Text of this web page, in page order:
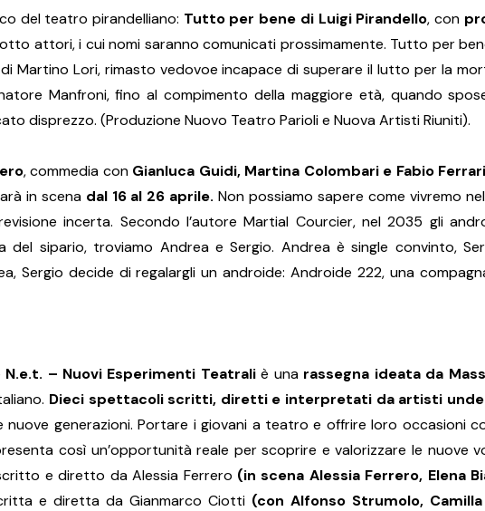
del teatro pirandelliano: Tutto per bene di Luigi Pirandello, con
attori, i cui nomi saranno comunicati prossimamente. Tutto per
Martino Lori, rimasto vedovoe incapace di superare il lutto per la
Manfroni, fino al compimento della maggiore età, quando
disprezzo. (Produzione Nuovo Teatro Parioli e Nuova Artisti Riuniti).
, commedia con Gianluca Guidi, Martina Colombari e Fabio
in scena dal 16 al 26 aprile. Non possiamo sapere come vivremo
incerta. Secondo l’autore Martial Courcier, nel 2035 gli
sipario, troviamo Andrea e Sergio. Andrea è single convinto,
Sergio decide di regalargli un androide: Androide 222, una
N.e.t. – Nuovi Esperimenti Teatraliè una rassegna ideata da
Dieci spettacoli scritti, diretti e interpretati da artisti
nuove generazioni. Portare i giovani a teatro e offrire loro occasioni
così un’opportunità reale per scoprire e valorizzare le nuove
e diretto da Alessia Ferrero (in scena Alessia Ferrero, Elena
e diretta da Gianmarco Ciotti (con Alfonso Strumolo,